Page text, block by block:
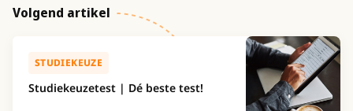
Volgend artikel
STUDIEKEUZE
Studiekeuzetest | Dé beste test!